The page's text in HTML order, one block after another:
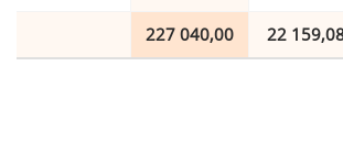
227 040,00 22